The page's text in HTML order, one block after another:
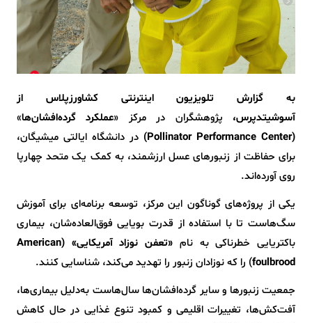
به گزارش تلویزیون اینترنتی کشاورزپلاس از
آسوشیتدپرس، پژوهشگران در مرکز «عملکرد گرده‌افشان‌ها»
(Pollinator Performance Center)
در دانشگاه ایالتی میشیگان،
برای حفاظت از زنبورهای عسل ارزشمند، به کمک یک متحد چهارپا
روی آورده‌اند.
یکی از پروژه‌های گوناگون این مرکز، توسعه‌ برنامه‌ای برای آموزش
سگ‌هاست تا با استفاده از قدرت بویایی فوق‌العاده‌شان، بیماری
باکتریایی خطرناکی به نام
«تعفن نوزاد آمریکایی» (American
foulbrood) را که نوزادان زنبور را تهدید می‌کند، شناسایی کنند.
جمعیت زنبورها و سایر گرده‌افشان‌ها سال‌هاست به‌دلیل بیماری‌ها،
آفت‌کش‌ها، تغییرات اقلیمی و کمبود تنوع غذایی در حال کاهش